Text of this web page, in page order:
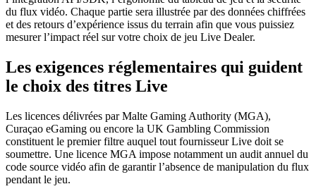
du flux vidéo. Chaque partie sera illustrée par des données chiffrées
et des retours d’expérience issus du terrain afin que vous puissiez
mesurer l’impact réel sur votre choix de jeu Live Dealer.
Les exigences réglementaires qui guident
le choix des titres Live
Les licences délivrées par Malte Gaming Authority (MGA),
Curaçao eGaming ou encore la UK Gambling Commission
constituent le premier filtre auquel tout fournisseur Live doit se
soumettre. Une licence MGA impose notamment un audit annuel du
code source vidéo afin de garantir l’absence de manipulation du flux
pendant le jeu.